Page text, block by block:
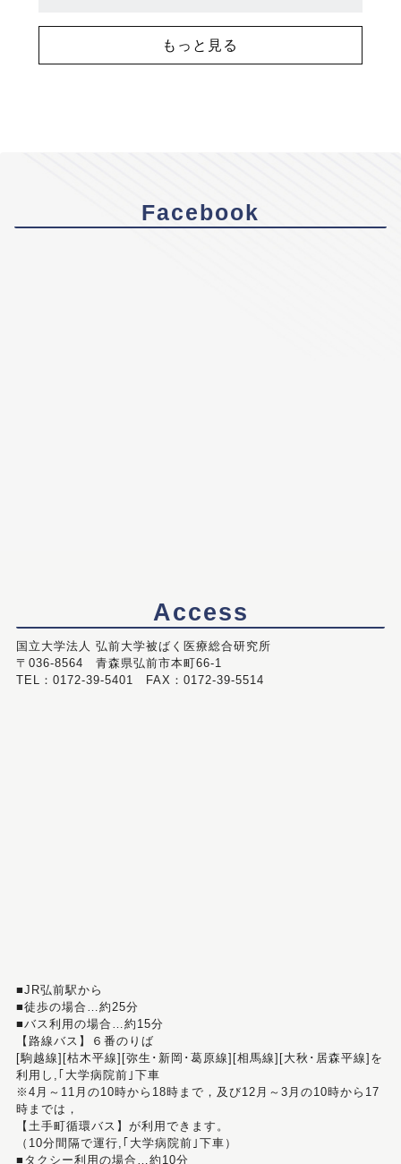
もっと見る
Facebook
Access
国立大学法人 弘前大学被ばく医療総合研究所
〒036-8564 青森県弘前市本町66-1
TEL：0172-39-5401 FAX：0172-39-5514
■JR弘前駅から
■徒歩の場合…約25分
■バス利用の場合…約15分
【路線バス】６番のりば
[駒越線][枯木平線][弥生･新岡･葛原線][相馬線][大秋･居森平線]を
利用し,｢大学病院前｣下車
※4月～11月の10時から18時まで，及び12月～3月の10時から17
時までは，
【土手町循環バス】が利用できます。
（10分間隔で運行,｢大学病院前｣下車）
■タクシー利用の場合…約10分